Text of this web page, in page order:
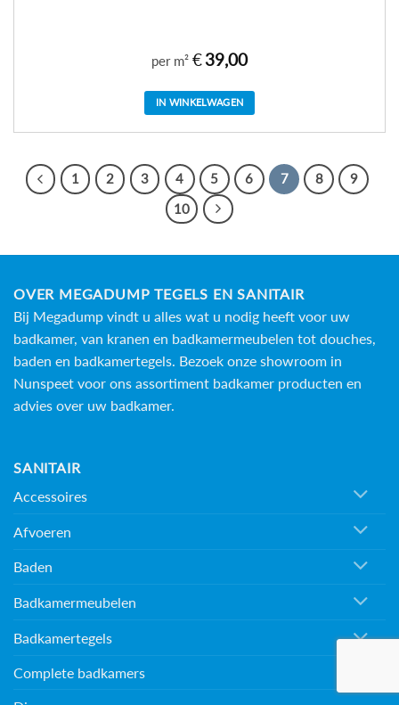
per m² €39,00
IN WINKELWAGEN
1 2 3 4 5 6 7 8
9
10
OVER MEGADUMP TEGELS EN SANITAIR
Bij Megadump vindt u alles wat u nodig heeft voor uw
badkamer, van kranen en badkamermeubelen tot douches,
baden en badkamertegels. Bezoek onze showroom in
Nunspeet voor ons assortiment badkamer producten en
advies over uw badkamer.
SANITAIR
Accessoires
Afvoeren
Baden
Badkamermeubelen
Badkamertegels
Complete badkamers